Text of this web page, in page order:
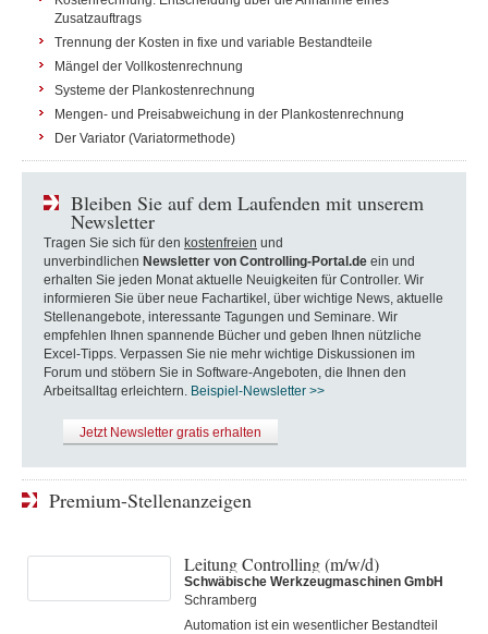
Zusatzauftrags
Trennung der Kosten in fixe und variable Bestandteile
Mängel der Vollkostenrechnung
Systeme der Plankostenrechnung
Mengen- und Preisabweichung in der Plankostenrechnung
Der Variator (Variatormethode)
Bleiben Sie auf dem Laufenden mit unserem
Newsletter
Tragen Sie sich für den kostenfreien und
unverbindlichen Newsletter von Controlling-Portal.de ein und
erhalten Sie jeden Monat aktuelle Neuigkeiten für Controller. Wir
informieren Sie über neue Fachartikel, über wichtige News, aktuelle
Stellenangebote, interessante Tagungen und Seminare. Wir
empfehlen Ihnen spannende Bücher und geben Ihnen nützliche
Excel-Tipps. Verpassen Sie nie mehr wichtige Diskussionen im
Forum und stöbern Sie in Software-Angeboten, die Ihnen den
Arbeitsalltag erleichtern. Beispiel-Newsletter >>
Jetzt Newsletter gratis erhalten
Premium-Stellenanzeigen
Leitung Controlling (m/w/d)
Schwäbische Werkzeugmaschinen GmbH
Schramberg
Automation ist ein wesentlicher Bestandteil